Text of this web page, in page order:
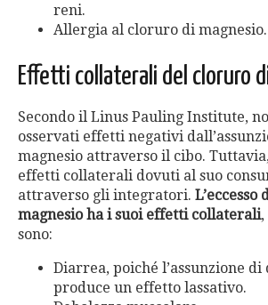
reni.
Allergia al cloruro di magnesio.
Effetti collaterali del cloruro
Secondo il Linus Pauling Institute,
osservati effetti negativi
magnesio attraverso il cibo.
effetti collaterali dovuti al suo
attraverso gli integratori.
magnesio ha i suoi effetti collaterali,
sono:
Diarrea, poiché l’assunzione di
produce un effetto lassativo.